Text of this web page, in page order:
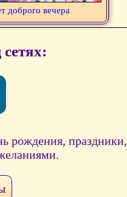
доброго вечера
рождения, праздники,